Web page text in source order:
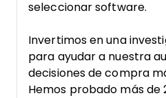
seleccionar software.
Invertimos en una
para ayudar a nuestra
decisiones de compra
Hemos probado más de